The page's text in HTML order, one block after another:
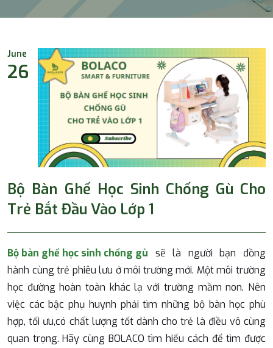
June
26
Bộ Bàn Ghế Học Sinh Chống Gù Cho
Trẻ Bắt Đầu Vào Lớp 1
Bộ bàn ghế học sinh chống gù
sẽ là người bạn đồng
hành cùng trẻ phiêu lưu ở môi trường mới. Một môi trường
học đường hoàn toàn khác lạ với trường mầm non. Nên
việc các bậc phụ huynh phải tìm những bộ bàn học phù
hợp, tối ưu,có chất lượng tốt dành cho trẻ là điều vô cùng
quan trọng. Hãy cùng BOLACO tìm hiểu cách để tìm được